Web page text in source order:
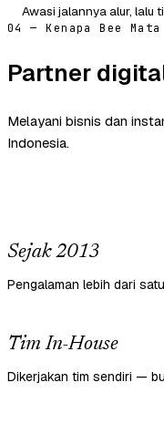
Awasi jalannya alur, lalu
04 — Kenapa Bee Mata
Partner
Melayani bisnis dan
Indonesia.
Sejak 2013
Pengalaman lebih dari
Tim In-House
Dikerjakan tim sendiri —